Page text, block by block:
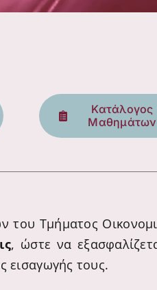
Κατάλογος
Μαθημάτων
Τμήματος
, ώστε να
εισαγωγής τους.